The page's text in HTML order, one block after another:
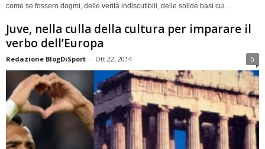
come se fossero dogmi, delle verità indiscutibili, delle solide basi cui...
Juve, nella culla della cultura per imparare il
verbo dell’Europa
Redazione BlogDiSport - Ott 22, 2014 0